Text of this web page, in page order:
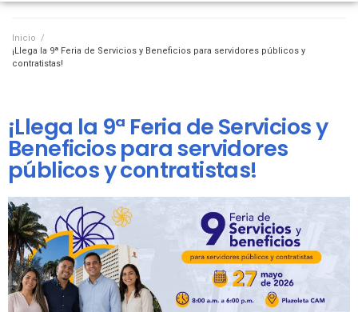
Inicio /
¡Llega la 9ª Feria de Servicios y Beneficios para servidores públicos y
contratistas!
¡Llega la 9ª Feria de Servicios y
Beneficios para servidores
públicos y contratistas!